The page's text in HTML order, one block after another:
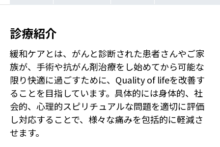
診療紹介
緩和ケアとは、がんと診断された患者さんやご家
族が、手術や抗がん剤治療をし始めてから可能な
限り快適に過ごすために、Quality of lifeを改善す
ることを目指しています。具体的には身体的、社
会的、心理的スピリチュアルな問題を適切に評価
し対応することで、様々な痛みを包括的に軽減さ
せます。